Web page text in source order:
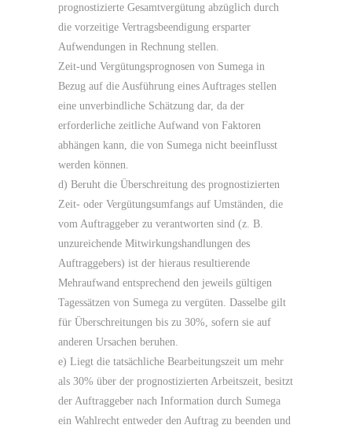
prognostizierte Gesamtvergütung abzüglich durch
die vorzeitige Vertragsbeendigung ersparter
Aufwendungen in Rechnung stellen.
Zeit-und Vergütungsprognosen von Sumega in
Bezug auf die Ausführung eines Auftrages stellen
eine unverbindliche Schätzung dar, da der
erforderliche zeitliche Aufwand von Faktoren
abhängen kann, die von Sumega nicht beeinflusst
werden können.
d) Beruht die Überschreitung des prognostizierten
Zeit- oder Vergütungsumfangs auf Umständen, die
vom Auftraggeber zu verantworten sind (z. B.
unzureichende Mitwirkungshandlungen des
Auftraggebers) ist der hieraus resultierende
Mehraufwand entsprechend den jeweils gültigen
Tagessätzen von Sumega zu vergüten. Dasselbe gilt
für Überschreitungen bis zu 30%, sofern sie auf
anderen Ursachen beruhen.
e) Liegt die tatsächliche Bearbeitungszeit um mehr
als 30% über der prognostizierten Arbeitszeit, besitzt
der Auftraggeber nach Information durch Sumega
ein Wahlrecht entweder den Auftrag zu beenden und